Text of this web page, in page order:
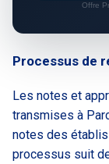
Offre
Processus de
Les notes et
transmises à
notes des
processus suit